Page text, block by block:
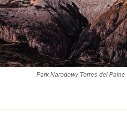
Park Narodowy Torres del Paine